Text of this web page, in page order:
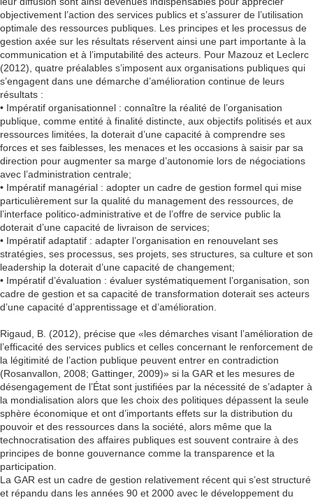
objectivement l’action des services publics et s’assurer de l’utilisation
optimale des ressources publiques. Les principes et les processus de
gestion axée sur les résultats réservent ainsi une part importante à la
communication et à l’imputabilité des acteurs. Pour Mazouz et Leclerc
(2012), quatre préalables s’imposent aux organisations publiques qui
s’engagent dans une démarche d’amélioration continue de leurs
résultats :
• Impératif organisationnel : connaître la réalité de l’organisation
publique, comme entité à finalité distincte, aux objectifs politisés et aux
ressources limitées, la doterait d’une capacité à comprendre ses
forces et ses faiblesses, les menaces et les occasions à saisir par sa
direction pour augmenter sa marge d’autonomie lors de négociations
avec l’administration centrale;
• Impératif managérial : adopter un cadre de gestion formel qui mise
particulièrement sur la qualité du management des ressources, de
l’interface politico-administrative et de l’offre de service public la
doterait d’une capacité de livraison de services;
• Impératif adaptatif : adapter l’organisation en renouvelant ses
stratégies, ses processus, ses projets, ses structures, sa culture et son
leadership la doterait d’une capacité de changement;
• Impératif d’évaluation : évaluer systématiquement l’organisation, son
cadre de gestion et sa capacité de transformation doterait ses acteurs
d’une capacité d’apprentissage et d’amélioration.
Rigaud, B. (2012), précise que «les démarches visant l’amélioration de
l’efficacité des services publics et celles concernant le renforcement de
la légitimité de l’action publique peuvent entrer en contradiction
(Rosanvallon, 2008; Gattinger, 2009)» si la GAR et les mesures de
désengagement de l’État sont justifiées par la nécessité de s’adapter à
la mondialisation alors que les choix des politiques dépassent la seule
sphère économique et ont d’importants effets sur la distribution du
pouvoir et des ressources dans la société, alors même que la
technocratisation des affaires publiques est souvent contraire à des
principes de bonne gouvernance comme la transparence et la
participation.
La GAR est un cadre de gestion relativement récent qui s’est structuré
et répandu dans les années 90 et 2000 avec le développement du